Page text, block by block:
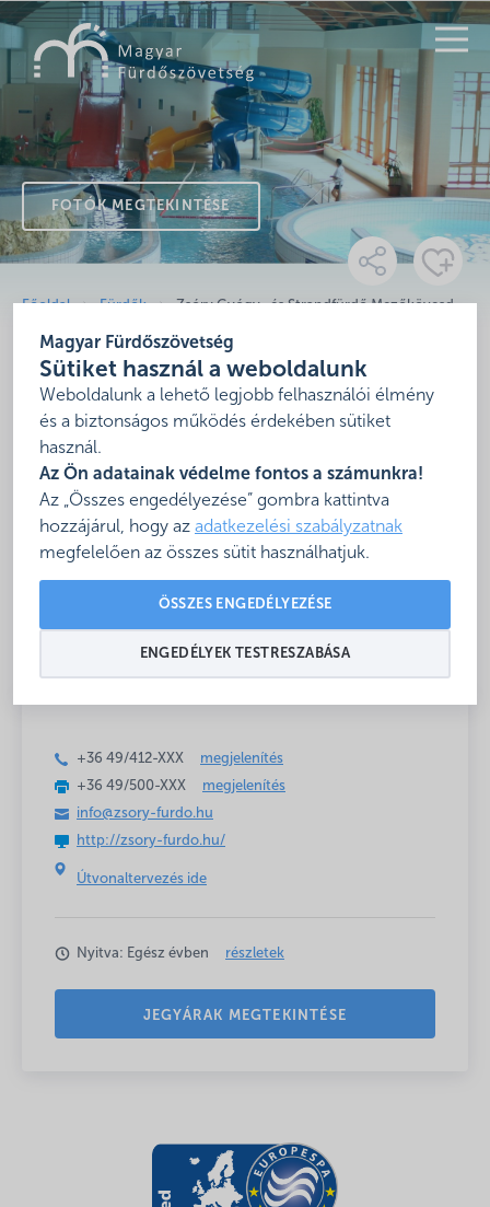
Magyar Fürdőszövetség
Sütiket használ a weboldalunk
Weboldalunk a lehető legjobb felhasználói élmény
és a biztonságos működés érdekében sütiket
használ.
Az Ön adatainak védelme fontos a számunkra!
Az „Összes engedélyezése” gombra kattintva
hozzájárul, hogy az adatkezelési szabályzatnak
megfelelően az összes sütit használhatjuk.
ÖSSZES ENGEDÉLYEZÉSE
ENGEDÉLYEK TESTRESZABÁSA
KERESÉS
FOTÓK MEGTEKINTÉSE
Főoldal Fürdők Zsóry Gyógy- és Strandfürdő Mezőkövesd
Zsóry Gyógy- és
Strandfürdő Mezőkövesd
3400 Mezőkövesd, Napfürdő út 2.
Mutasd térképen
Baba- és
családbarát
Étkezési lehetőség
a fürdőben
beltéri medencék
+36 49/412-XXX
megjelenítés
+36 49/500-XXX
megjelenítés
info@zsory-furdo.hu
http://zsory-furdo.hu/
Útvonaltervezés ide
Nyitva: Egész évben részletek
JEGYÁRAK MEGTEKINTÉSE